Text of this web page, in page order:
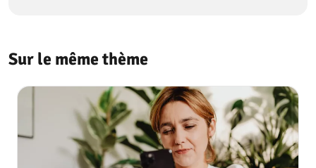
Sur le même thème